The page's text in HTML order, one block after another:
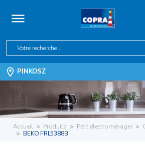
PINKOSZ
Accueil Produits Petit électroménager
BEKO FRL5388B